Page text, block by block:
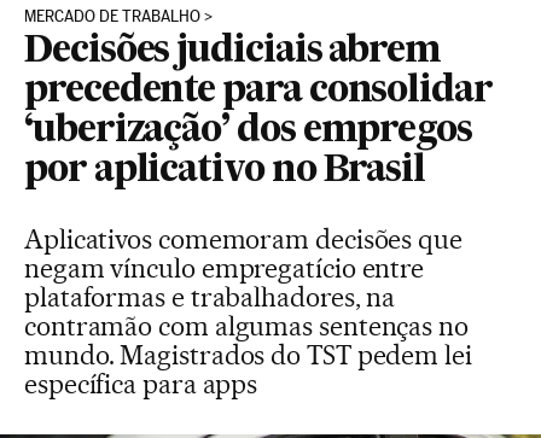
MERCADO DE TRABALHO
Decisões judiciais abrem
precedente para consolidar
‘uberização’ dos empregos
por aplicativo no Brasil
Aplicativos comemoram decisões que
negam vínculo empregatício entre
plataformas e trabalhadores, na
contramão com algumas sentenças no
mundo. Magistrados do TST pedem lei
específica para apps